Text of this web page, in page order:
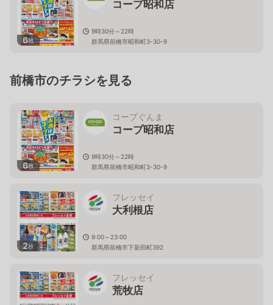
6枚
コープ昭和店
9時30分～22時
群馬県前橋市昭和町3-30-9
前橋市のチラシを見る
6枚
コープぐんま
コープ昭和店
9時30分～22時
群馬県前橋市昭和町3-30-9
2枚
フレッセイ
大利根店
9:00～23:00
群馬県前橋市下新田町392
フレッセイ
荒牧店